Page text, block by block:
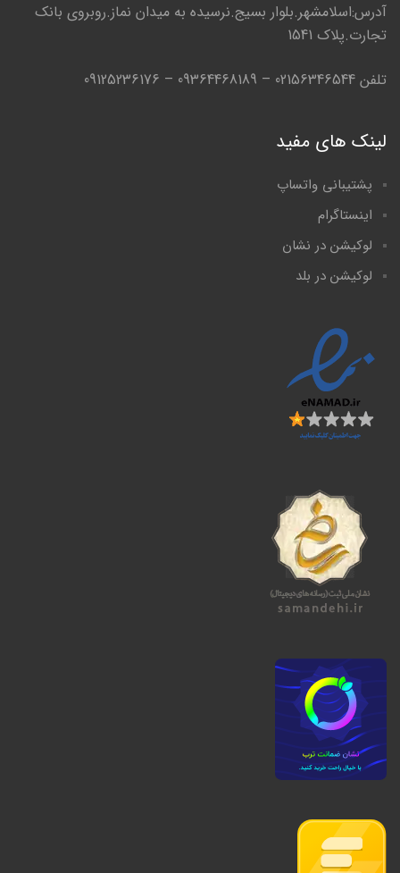
آدرس:اسلامشهر.بلوار بسیج.نرسیده به میدان نماز.روبروی بانک
تجارت.پلاک 1541
تلفن 02156346544 – 09364468189 – 09125236176
لینک های مفید
پشتیبانی واتساپ
اینستاگرام
لوکیشن در نشان
لوکیشن در بلد